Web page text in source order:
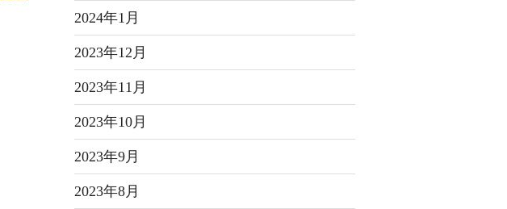
2024年1月
2023年12月
2023年11月
2023年10月
2023年9月
2023年8月